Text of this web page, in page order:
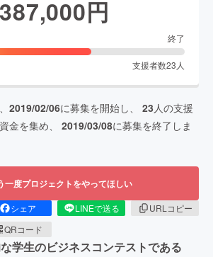
387,000円
終了
支援者数23 人
2019/02/06に募集を開始し、 23人の支援
金を集め、 2019/03/08に募集を終了しま
一度プロジェクトをやってほしい
シェア LINEで送る
URLコピー
QRコード
学生のビジネスコンテストである